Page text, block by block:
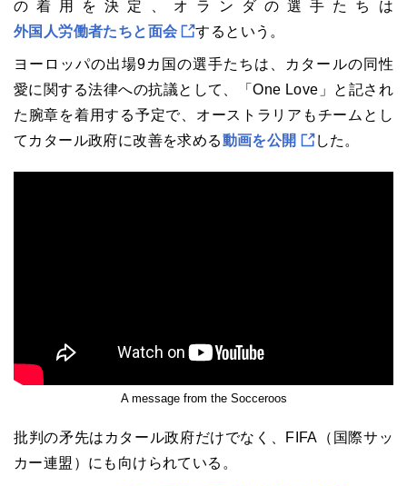
の着用を決定、オランダの選手たちは
外国人労働者たちと面会
するという。
ヨーロッパの出場9カ国の選手たちは、カタールの同性
愛に関する法律への抗議として、「One Love」と記され
た腕章を着用する予定で、オーストラリアもチームとし
てカタール政府に改善を求める動画を公開 した。
A message from the Socceroos
批判の矛先はカタール政府だけでなく、FIFA（国際サッ
カー連盟）にも向けられている。